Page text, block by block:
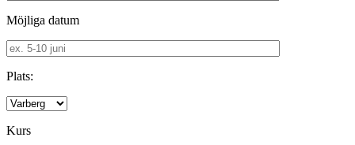
Möjliga datum
Plats:
Kurs